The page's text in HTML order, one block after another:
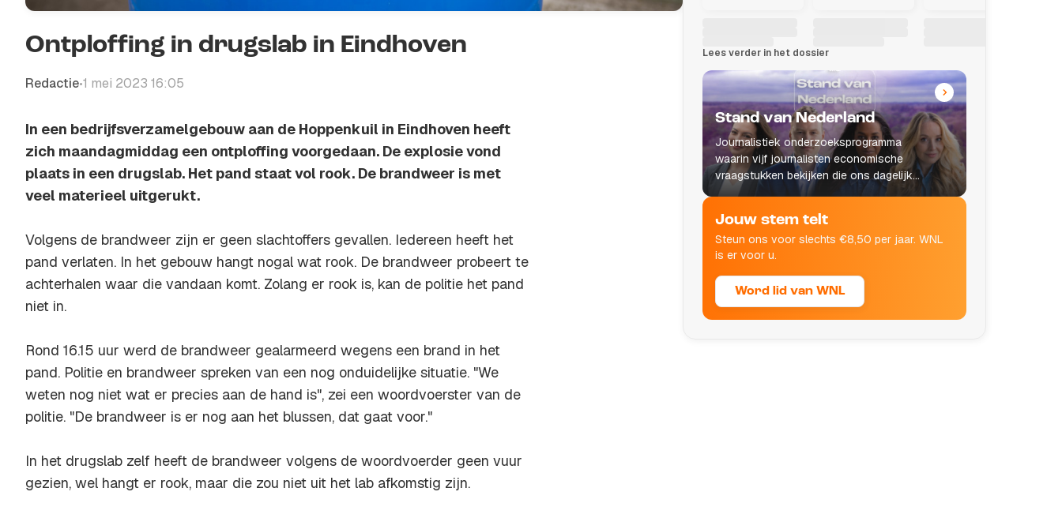
Ontploffing in drugslab in Eindhoven
Redactie•1 mei 2023 16:05
In een bedrijfsverzamelgebouw aan de Hoppenkuil in Eindhoven heeft
zich maandagmiddag een ontploffing voorgedaan. De explosie vond
plaats in een drugslab. Het pand staat vol rook. De brandweer is met
veel materieel uitgerukt.
Volgens de brandweer zijn er geen slachtoffers gevallen. Iedereen heeft het
pand verlaten. In het gebouw hangt nogal wat rook. De brandweer probeert te
achterhalen waar die vandaan komt. Zolang er rook is, kan de politie het pand
niet in.
Rond 16.15 uur werd de brandweer gealarmeerd wegens een brand in het
pand. Politie en brandweer spreken van een nog onduidelijke situatie. "We
weten nog niet wat er precies aan de hand is", zei een woordvoerster van de
politie. "De brandweer is er nog aan het blussen, dat gaat voor."
In het drugslab zelf heeft de brandweer volgens de woordvoerder geen vuur
gezien, wel hangt er rook, maar die zou niet uit het lab afkomstig zijn.
Lees verder in het dossier
Stand van Nederland
Journalistiek onderzoeksprogramma
waarin vijf journalisten economische
vraagstukken bekijken die ons dagelijks
leven raken.
Jouw stem telt
Steun ons voor slechts €8,50 per jaar. WNL
is er voor u.
Word lid van WNL